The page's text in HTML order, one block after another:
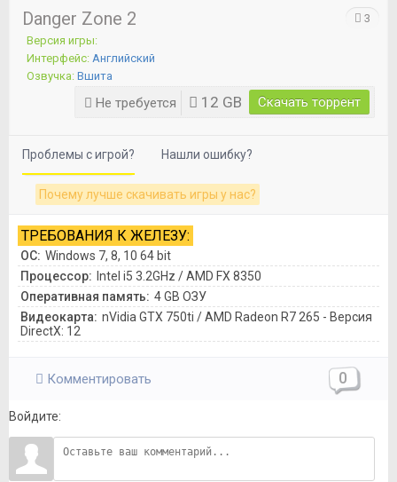
Danger Zone 2
Версия игры:
Интерфейс: Английский
Озвучка: Вшита
Не требуется 12 GB Скачать торрент
3
Проблемы с игрой? Нашли ошибку?
Почему лучше скачивать игры у нас?
ТРЕБОВАНИЯ К ЖЕЛЕЗУ:
ОС: Windows 7, 8, 10 64 bit
Процессор: Intel i5 3.2GHz / AMD FX 8350
Оперативная память: 4 GB ОЗУ
Видеокарта: nVidia GTX 750ti / AMD Radeon R7 265 - Версия
DirectX: 12
Комментировать 0
Войдите: